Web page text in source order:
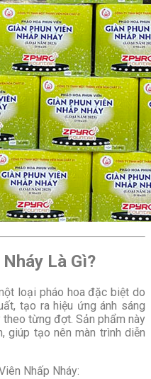
Là Gì?
loại pháo hoa đặc biệt do
tạo ra hiệu ứng ánh sáng
từng đợt. Sản phẩm này
giúp tạo nên màn trình diễn
Nhấp Nháy: